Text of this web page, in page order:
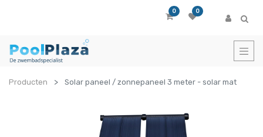
0 0
Producten Solar paneel / zonnepaneel 3 meter - solar mat